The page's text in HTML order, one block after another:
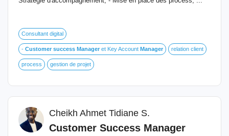
Consultant digital
- Customer success Manager et Key Account Manager relation client
process gestion de projet
Cheikh Ahmet Tidiane S.
Customer Success Manager